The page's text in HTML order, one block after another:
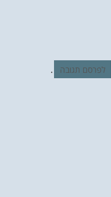
לפרסם תגובה .